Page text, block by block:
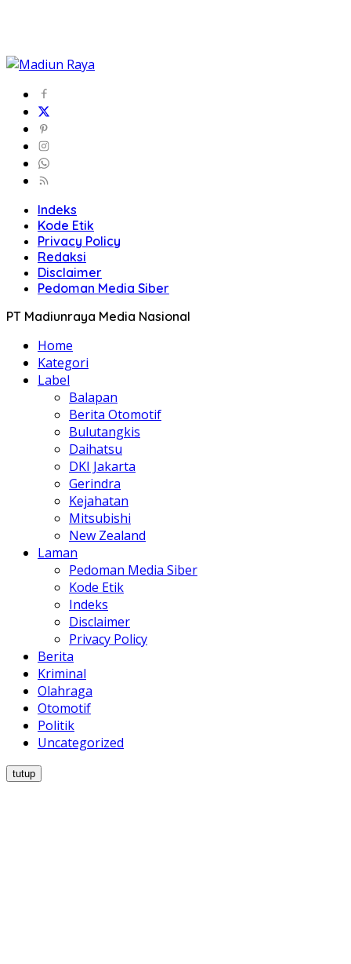
Indeks
Kode Etik
Privacy Policy
Redaksi
Disclaimer
Pedoman Media Siber
PT Madiunraya Media Nasional
Home
Kategori
Label
Balapan
Berita Otomotif
Bulutangkis
Daihatsu
DKI Jakarta
Gerindra
Kejahatan
Mitsubishi
New Zealand
Laman
Pedoman Media Siber
Kode Etik
Indeks
Disclaimer
Privacy Policy
Berita
Kriminal
Olahraga
Otomotif
Politik
Uncategorized
tutup